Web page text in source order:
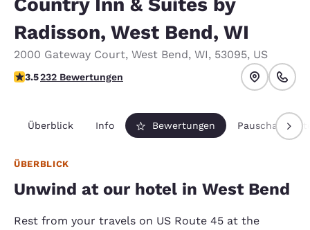
Country Inn & Suites by
Radisson, West Bend, WI
2000 Gateway Court, West Bend, WI, 53095, US
3.52-Sterne-Bewertung. Gut.
3.5232 Bewertungen
Überblick Info Bewertungen
ÜBERBLICK
Unwind at our hotel in West Bend
Rest from your travels on US Route 45 at the